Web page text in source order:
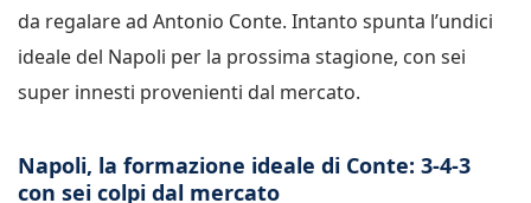
da regalare ad Antonio Conte. Intanto spunta l’undici
ideale del Napoli per la prossima stagione, con sei
super innesti provenienti dal mercato.
Napoli, la formazione ideale di Conte: 3-4-3
con sei colpi dal mercato